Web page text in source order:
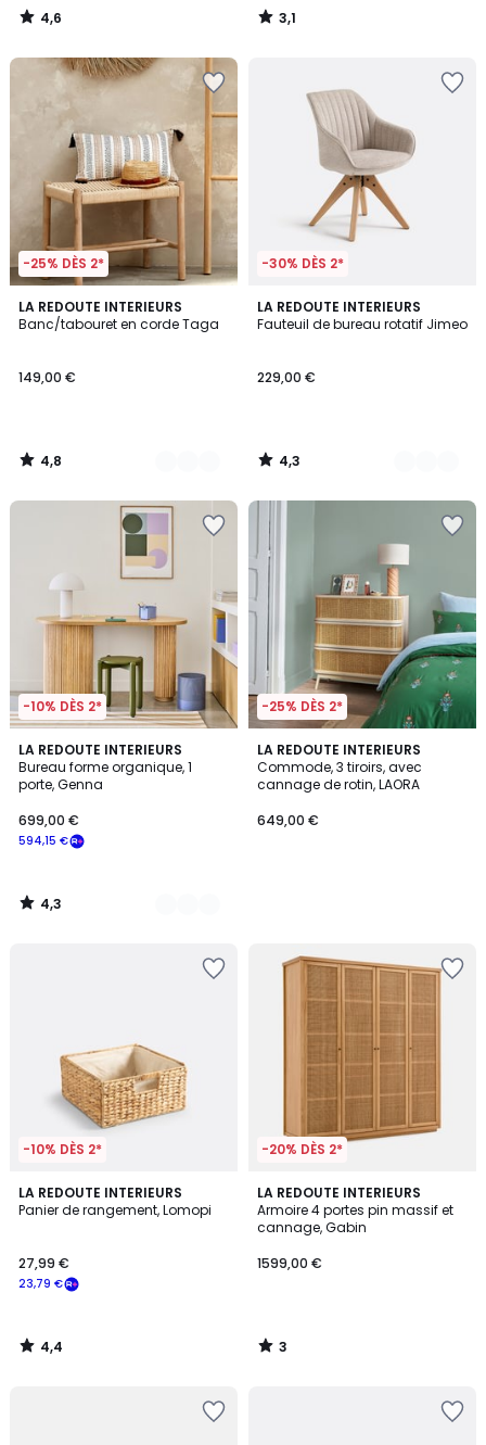
4,6
/
3,1
/
-25% DÈS 2*
LA REDOUTE INTERIEURS
Banc/tabouret en corde Taga
149,00 €
4,8
/ 5
2
Couleurs
4,8
/
-30% DÈS 2*
LA REDOUTE INTERIEURS
Fauteuil de bureau rotatif Jimeo
229,00 €
4,3
/ 5
2
Couleurs
4,3
/
-10% DÈS 2*
LA REDOUTE INTERIEURS
Bureau forme organique, 1
porte, Genna
594,15 €
699,00 €
4,3
/ 5
2
Couleurs
4,3
/
-25% DÈS 2*
LA REDOUTE INTERIEURS
Commode, 3 tiroirs, avec
cannage de rotin, LAORA
649,00 €
-10% DÈS 2*
LA REDOUTE INTERIEURS
Panier de rangement, Lomopi
23,79 €
27,99 €
4,4
/ 5
4,4
/
-20% DÈS 2*
LA REDOUTE INTERIEURS
Armoire 4 portes pin massif et
cannage, Gabin
1599,00 €
3
/
5
3
/